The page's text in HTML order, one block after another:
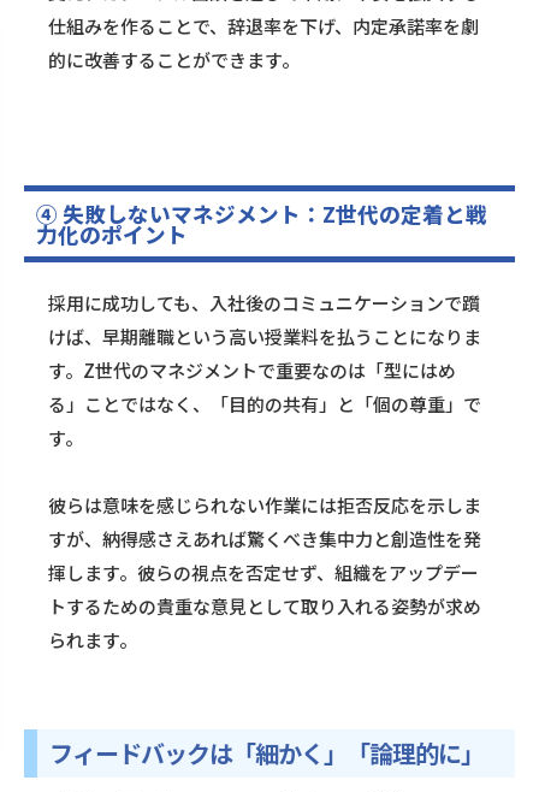
仕組みを作ることで、辞退率を下げ、内定承諾率を劇
的に改善することができます。
④ 失敗しないマネジメント：Z世代の定着と戦
力化のポイント
採用に成功しても、入社後のコミュニケーションで躓
けば、早期離職という高い授業料を払うことになりま
す。Z世代のマネジメントで重要なのは「型にはめ
る」ことではなく、「目的の共有」と「個の尊重」で
す。
彼らは意味を感じられない作業には拒否反応を示しま
すが、納得感さえあれば驚くべき集中力と創造性を発
揮します。彼らの視点を否定せず、組織をアップデー
トするための貴重な意見として取り入れる姿勢が求め
られます。
フィードバックは「細かく」「論理的に」